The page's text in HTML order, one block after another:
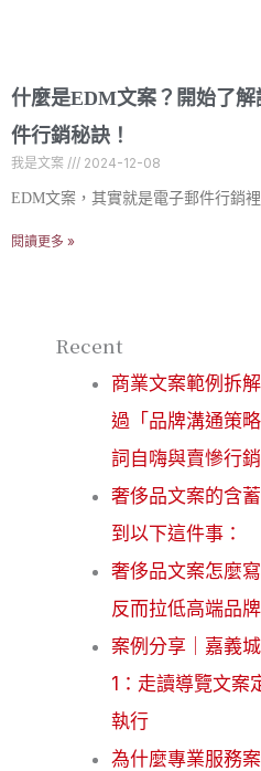
什麼是EDM文案？開始了
件行銷秘訣！
我是文案 2024-12-08
EDM文案，其實就是電子郵件行銷
閱讀更多 »
Recent
商業文案範例拆
過「品牌溝通策
詞自嗨與賣慘行銷
奢侈品文案的含
到以下這件事：
奢侈品文案怎麼
反而拉低高端品
案例分享｜嘉義
1：走讀導覽文案
執行
為什麼專業服務